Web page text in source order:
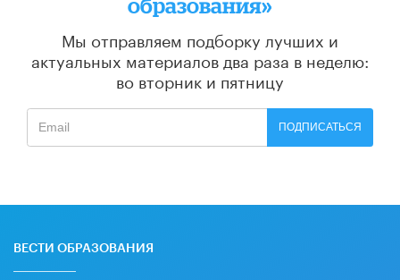
Мы отправляем подборку лучших и
актуальных материалов два раза в неделю:
во вторник и пятницу
ПОДПИСАТЬСЯ
ВЕСТИ ОБРАЗОВАНИЯ